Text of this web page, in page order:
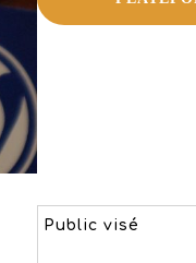
Public visé